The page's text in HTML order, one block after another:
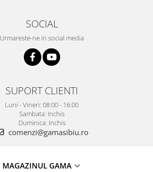
SOCIAL
Urmareste-ne in social media
SUPORT CLIENTI
Luni - Vineri: 08:00 - 16:00
Sambata: Inchis
Duminica: Inchis
comenzi@gamasibiu.ro
MAGAZINUL GAMA